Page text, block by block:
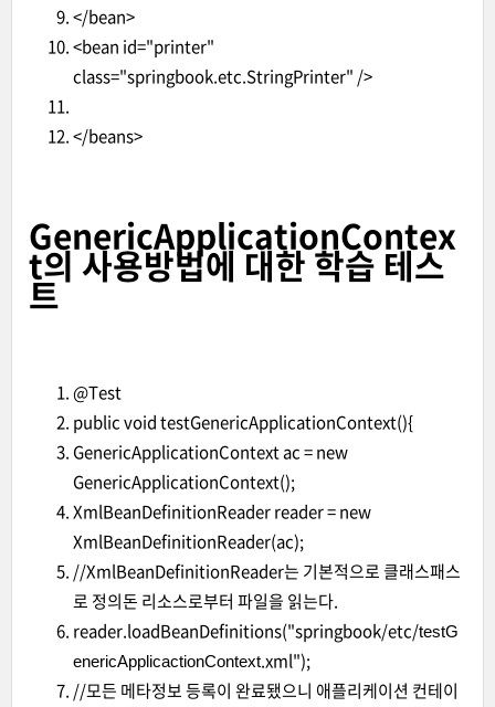
</bean>
<bean id="printer"
class="springbook.etc.StringPrinter" />
</beans>
GenericApplicationContex
t의 사용방법에 대한 학습 테스
트
@Test
public void testGenericApplicationContext(){
GenericApplicationContext ac = new
GenericApplicationContext();
XmlBeanDefinitionReader reader = new
XmlBeanDefinitionReader(ac);
//XmlBeanDefinitionReader는 기본적으로 클래스패스
로 정의돈 리소스로부터 파일을 읽는다.
reader.loadBeanDefinitions("springbook/etc/testG
enericApplicactionContext.xml");
//모든 메타정보 등록이 완료됐으니 애플리케이션 컨테이